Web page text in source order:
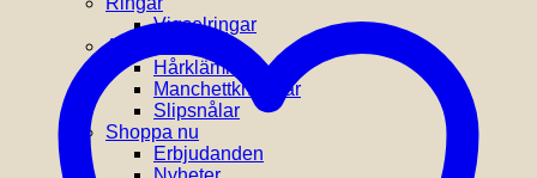
Vigselringar
Accessoarer
Hårklämmor
Manchettknappar
Slipsnålar
Shoppa nu
Erbjudanden